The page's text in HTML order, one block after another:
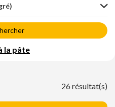
la pâte
26 résultat(s)